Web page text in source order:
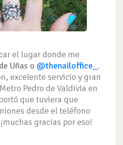
el lugar donde me
Uñas o @thenailoffice_ .
excelente servicio y gran
Pedro de Valdivia en
que tuviera que
desde el teléfono
gracias por eso!